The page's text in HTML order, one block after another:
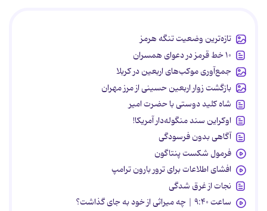
تازه‌ترین وضعیت تنگه هرمز
۱۰ خط قرمز در دعوای همسران
جمع‌آوری موکب‌های اربعین در کربلا
بازگشت زوار اربعین حسینی از مرز مهران
شاه کلید دوستی با حضرت امیر
اوکراین سند منگوله‌دار آمریکا!
آگاهی بدون فرسودگی
فرمول شکست پنتاگون
افشای اطلاعات برای ترور بارون ترامپ
نجات از غرق شدگی
ساعت ۹:۴۰ | چه میراثی از خود به جای گذاشت؟